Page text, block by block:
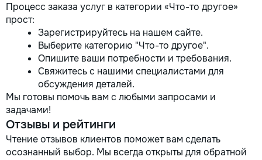
Процесс заказа услуг в категории «Что-то другое»
прост:
Зарегистрируйтесь на нашем сайте.
Выберите категорию "Что-то другое".
Опишите ваши потребности и требования.
Свяжитесь с нашими специалистами для
обсуждения деталей.
Мы готовы помочь вам с любыми запросами и
задачами!
Отзывы и рейтинги
Чтение отзывов клиентов поможет вам сделать
осознанный выбор. Мы всегда открыты для обратной